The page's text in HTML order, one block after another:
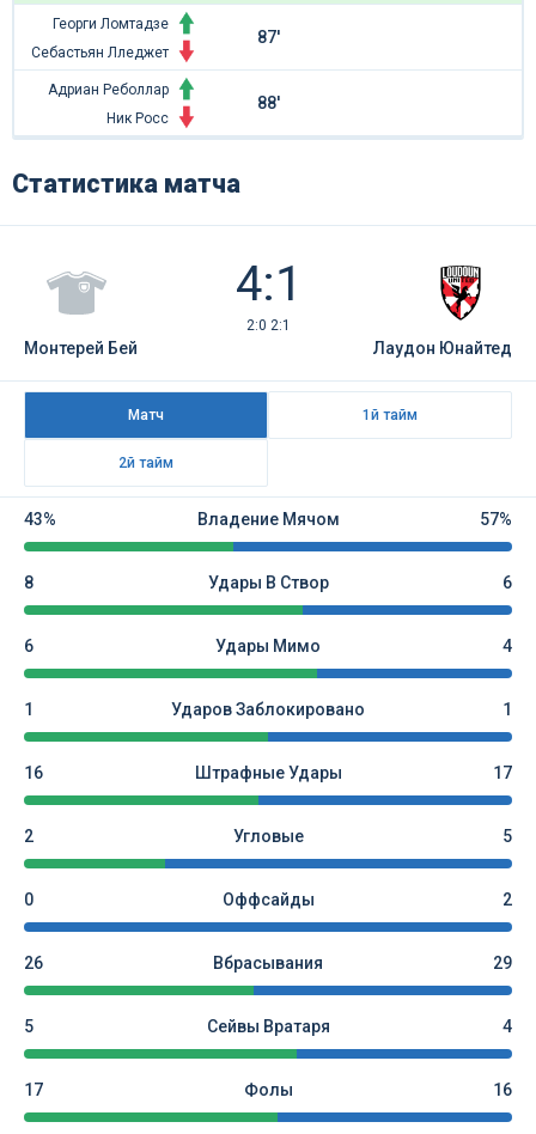
Георги Ломтадзе
Себастьян Лледжет
87'
Адриан Реболлар
Ник Росс
88'
Статистика матча
4:1
2:0 2:1
Монтерей Бей Лаудон Юнайтед
Матч 1й тайм
2й тайм
43% Владение Мячом 57%
8 Удары В Створ 6
6 Удары Мимо 4
1 Ударов Заблокировано 1
16 Штрафные Удары 17
2 Угловые 5
0 Оффсайды 2
26 Вбрасывания 29
5 Сейвы Вратаря 4
17 Фолы 16